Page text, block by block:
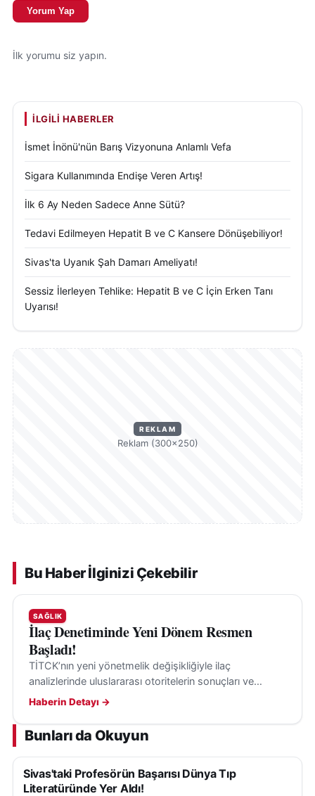
ulaştırılması hedefleniyor.
Birlik Haber Ajansı yönetimi, yeni dönemde de
sürdüreceklerini vurguluyor. Yapay zekâ destekli
altyapının sunduğu olanaklarla birlikte, ajansın haber
üretim kapasitesinin ve dijital görünürlüğünün
Yorum Yap
İlk yorumu siz yapın.
İLGILI HABERLER
İsmet İnönü'nün Barış Vizyonuna Anlamlı Vefa
Sigara Kullanımında Endişe Veren Artış!
İlk 6 Ay Neden Sadece Anne Sütü?
Tedavi Edilmeyen Hepatit B ve C Kansere Dönüşebiliyor!
Sivas'ta Uyanık Şah Damarı Ameliyatı!
Sessiz İlerleyen Tehlike: Hepatit B ve C İçin Erken Tanı
Uyarısı!
REKLAM
Reklam (300×250)
Bu Haber İlginizi Çekebilir
SAĞLIK
İlaç Denetiminde Yeni Dönem Resmen
Başladı!
TİTCK’nın yeni yönetmelik değişikliğiyle ilaç
analizlerinde uluslararası otoritelerin sonuçları ve
kılavuzları, belirli şartlarla değerlendirmeye alınabilecek.
Haberin Detayı →
Bunları da Okuyun
SAĞLIK
Sivas'taki Profesörün Başarısı Dünya Tıp
Literatüründe Yer Aldı!